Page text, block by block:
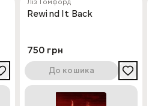
Ліз Томфорд
Rewind It Back
750 грн
До кошика